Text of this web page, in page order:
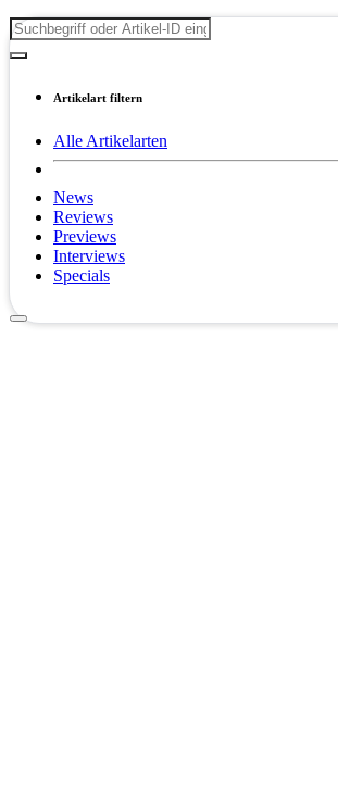
Artikelart filtern
Alle Artikelarten
News
Reviews
Previews
Interviews
Specials